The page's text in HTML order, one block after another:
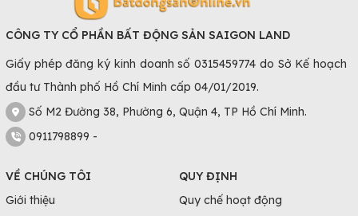
CÔNG TY CỔ PHẦN BẤT ĐỘNG SẢN SAIGON LAND
Giấy phép đăng ký kinh doanh số 0315459774 do Sở Kế hoạch
đầu tư Thành phố Hồ Chí Minh cấp 04/01/2019.
Số M2 Đường 38, Phường 6, Quận 4, TP Hồ Chí Minh.
0911798899 -
VỀ CHÚNG TÔI
Giới thiệu
QUY ĐỊNH
Quy chế hoạt động